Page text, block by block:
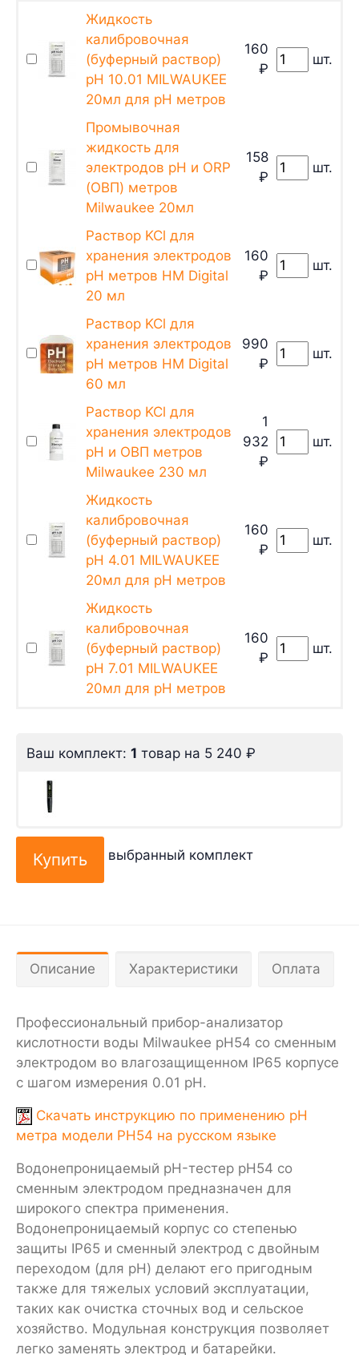
Жидкость
калибровочная
(буферный раствор)
pH 10.01 MILWAUKEE
20мл для pH метров
160
₽
шт.
Промывочная
жидкость для
электродов pH и ORP
(ОВП) метров
Milwaukee 20мл
158
₽
шт.
Раствор KCl для
хранения электродов
pH метров HM Digital
20 мл
160
₽
шт.
Раствор KCl для
хранения электродов
pH метров HM Digital
60 мл
990
₽
шт.
Раствор KCl для
хранения электродов
pH и ОВП метров
Milwaukee 230 мл
1
932
₽
шт.
Жидкость
калибровочная
(буферный раствор)
pH 4.01 MILWAUKEE
20мл для pH метров
160
₽
шт.
Жидкость
калибровочная
(буферный раствор)
pH 7.01 MILWAUKEE
20мл для pH метров
160
₽
шт.
Ваш комплект: 1 товар на 5 240 ₽
выбранный комплект
Описание Характеристики Оплата
Профессиональный прибор-анализатор
кислотности воды Milwaukee pH54 со сменным
электродом во влагозащищенном IP65 корпусе
с шагом измерения 0.01 pH.
Скачать инструкцию по применению pH
метра модели PH54 на русском языке
Водонепроницаемый pH-тестер pH54 со
сменным электродом предназначен для
широкого спектра применения.
Водонепроницаемый корпус со степенью
защиты IP65 и сменный электрод с двойным
переходом (для pH) делают его пригодным
также для тяжелых условий эксплуатации,
таких как очистка сточных вод и сельское
хозяйство. Модульная конструкция позволяет
легко заменять электрод и батарейки.